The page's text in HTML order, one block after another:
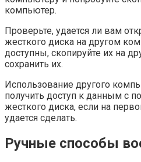
компьютер.
Проверьте, удается ли вам
жесткого диска на другом
доступны, скопируйте их на
сохранить их.
Использование другого
получить доступ к данным с
жесткого диска, если на
удается сделать.
Ручные способы